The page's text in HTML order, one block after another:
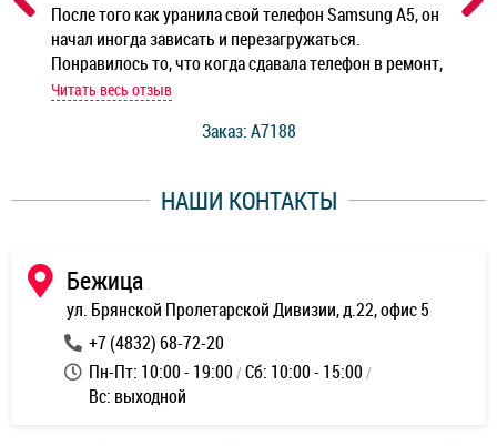
После того как уранила свой телефон Samsung A5, он
начал иногда зависать и перезагружаться.
Понравилось то, что когда сдавала телефон в ремонт,
мастер при мне сделал быструю диагностику и сказал
работы и оперативность!
Читать весь отзыв
Заказ: A7188
НАШИ КОНТАКТЫ
Бежица
ул. Брянской Пролетарской Дивизии, д.22, офис 5
+7 (4832) 68-72-20
Пн-Пт: 10:00 - 19:00 Сб: 10:00 - 15:00
Вс: выходной